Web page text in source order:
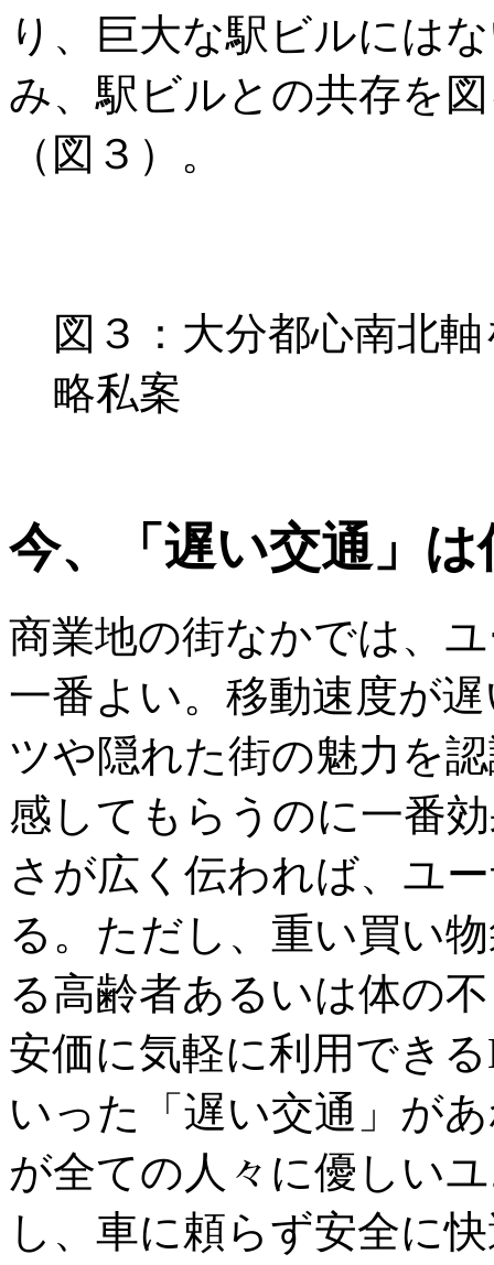
り、巨大な駅ビルには
み、駅ビルとの共存を
（図３）。
図３：大分都心南北
略私案
今、「遅い交通」
商業地の街なかでは、
一番よい。移動速度が
ツや隠れた街の魅力を
感してもらうのに一番
さが広く伝われば、ユ
る。ただし、重い買い
る高齢者あるいは体の
安価に気軽に利用でき
いった「遅い交通」が
が全ての人々に優しい
し、車に頼らず安全に